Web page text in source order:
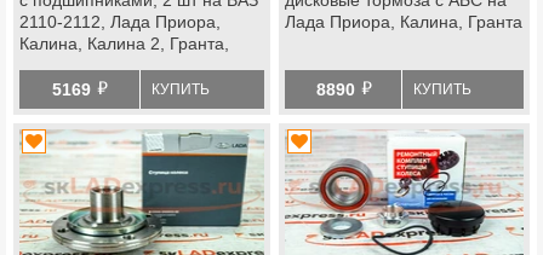
2110-2112, Лада Приора,
Калина, Калина 2, Гранта,
5169 й КУПИТЬ
Лада Приора, Калина, Гранта
8890 й КУПИТЬ